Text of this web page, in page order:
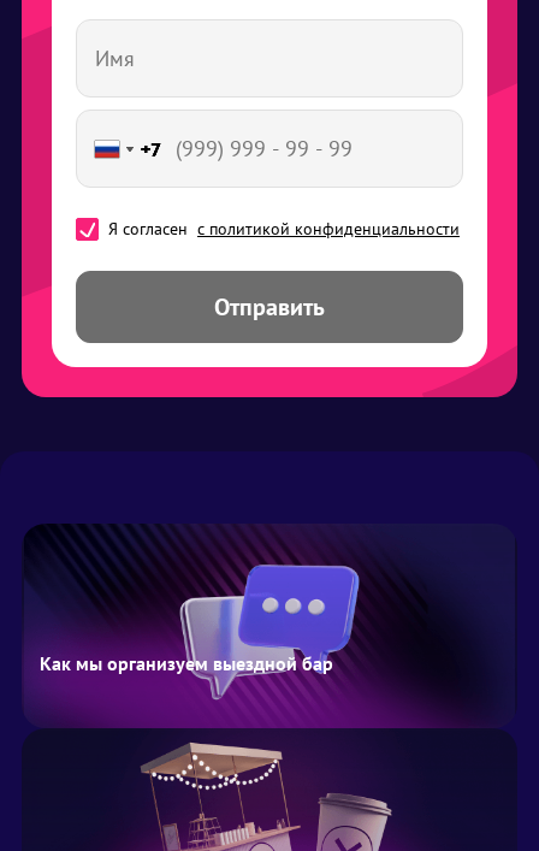
+7
+7
+7
+7
+7
Я согласен с политикой конфиденциальности
Отправить
Как мы организуем выездной бар